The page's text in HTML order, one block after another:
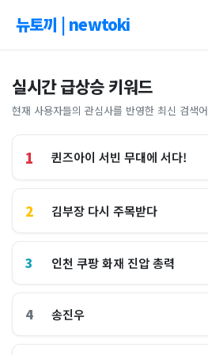
뉴토끼 | newtoki
실시간 급상승 키워드
현재 사용자들의 관심사를 반영한 최신 검색
1 퀸즈아이 서빈 무대에 서다!
2 김부장 다시 주목받다
3 인천 쿠팡 화재 진압 총력
4 송진우